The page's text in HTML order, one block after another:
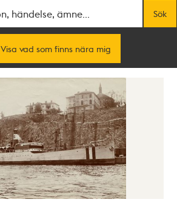
Sök
Visa vad som finns nära mig